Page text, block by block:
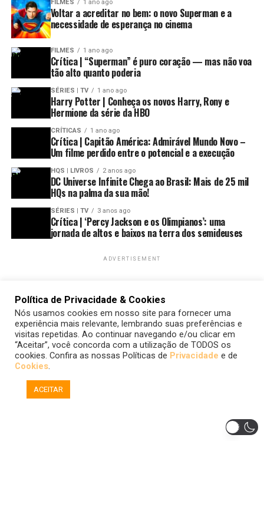
FILMES 1 ano ago
Voltar a acreditar no bem: o novo Superman e a
necessidade de esperança no cinema
FILMES 1 ano ago
Crítica | “Superman” é puro coração — mas não voa
tão alto quanto poderia
SÉRIES | TV 1 ano ago
Harry Potter | Conheça os novos Harry, Rony e
Hermione da série da HBO
CRÍTICAS 1 ano ago
Crítica | Capitão América: Admirável Mundo Novo –
Um filme perdido entre o potencial e a execução
HQS | LIVROS 2 anos ago
DC Universe Infinite Chega ao Brasil: Mais de 25 mil
HQs na palma da sua mão!
SÉRIES | TV 3 anos ago
Crítica | ‘Percy Jackson e os Olimpianos’: uma
jornada de altos e baixos na terra dos semideuses
ADVERTISEMENT
Política de Privacidade & Cookies
Nós usamos cookies em nosso site para fornecer uma
experiência mais relevante, lembrando suas preferências e
visitas repetidas. Ao continuar navegando e/ou clicar em
“Aceitar”, você concorda com a utilização de TODOS os
cookies. Confira as nossas Políticas de Privacidade e de
Cookies.
ACEITAR